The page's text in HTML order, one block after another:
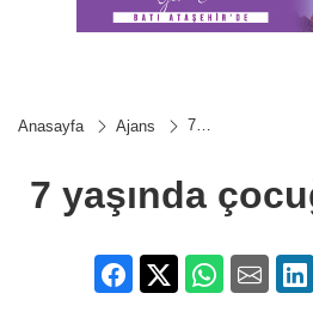
Anasayfa Ajans
7
7 yaşında